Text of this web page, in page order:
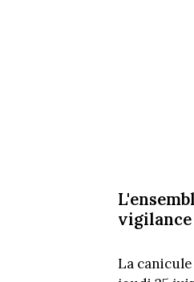
vigilance
La